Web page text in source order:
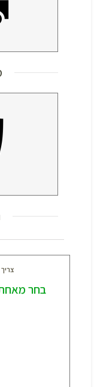
בחר